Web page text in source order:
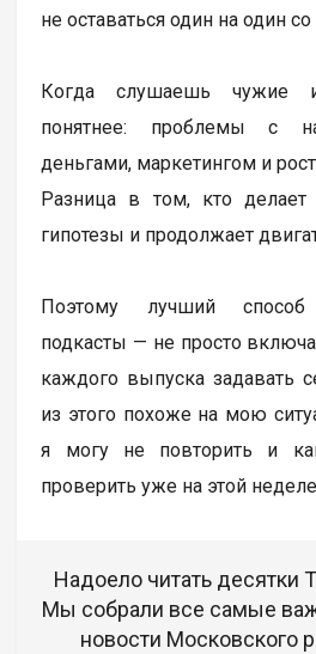
не оставаться один на один
Когда слушаешь чужие
понятнее: проблемы с
деньгами, маркетингом и
Разница в том, кто
гипотезы и продолжает
Поэтому лучший
подкасты — не просто
каждого выпуска задавать
из этого похоже на мою
я могу не повторить и
проверить уже на этой
Надоело читать десятки
Мы собрали все самые
новости Московского